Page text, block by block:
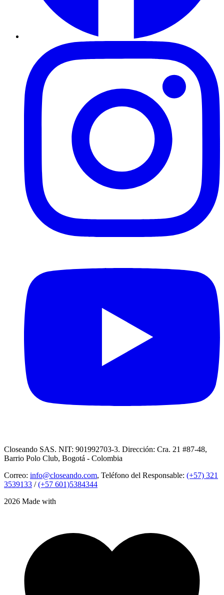
Closeando SAS. NIT: 901992703-3. Dirección: Cra. 21 #87-48,
Barrio Polo Club, Bogotá - Colombia
Correo: info@closeando.com, Teléfono del Responsable: (+57) 321
3539133 /(+57 601)5384344
2026 Made with